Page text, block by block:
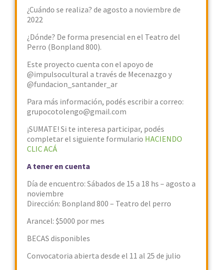
¿Cuándo se realiza? de agosto a noviembre de
2022
¿Dónde? De forma presencial en el Teatro del
Perro (Bonpland 800).
Este proyecto cuenta con el apoyo de
@impulsocultural a través de Mecenazgo y
@fundacion_santander_ar
Para más información, podés escribir a correo:
grupocotolengo@gmail.com
¡SUMATE! Si te interesa participar, podés
completar el siguiente formulario HACIENDO
CLIC ACÁ
A tener en cuenta
Día de encuentro: Sábados de 15 a 18 hs – agosto a
noviembre
Dirección: Bonpland 800 – Teatro del perro
Arancel: $5000 por mes
BECAS disponibles
Convocatoria abierta desde el 11 al 25 de julio